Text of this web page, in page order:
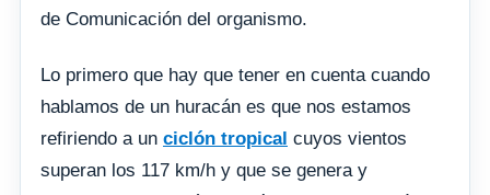
de Comunicación del organismo.
Lo primero que hay que tener en cuenta cuando
hablamos de un huracán es que nos estamos
refiriendo a un ciclón tropical cuyos vientos
superan los 117 km/h y que se genera y